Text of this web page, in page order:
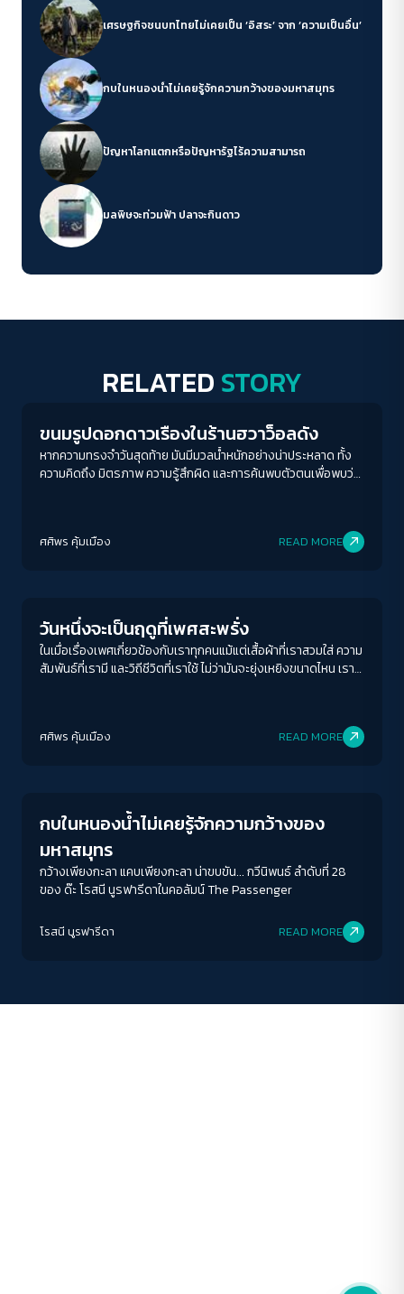
เศรษฐกิจชนบทไทยไม่เคยเป็น ‘อิสระ’ จาก ‘ความเป็นอื่น’
กบในหนองน้ำไม่เคยรู้จักความกว้างของมหาสมุทร
ปัญหาโลกแตกหรือปัญหารัฐไร้ความสามารถ
มลพิษจะท่วมฟ้า ปลาจะกินดาว
RELATED STORY
ขนมรูปดอกดาวเรืองในร้านฮวาว็อลดัง
หากความทรงจำวันสุดท้าย มันมีมวลน้ำหนักอย่างน่าประหลาด ทั้ง
ความคิดถึง มิตรภาพ ความรู้สึกผิด และการค้นพบตัวตนเพื่อพบว่า
ศศิพร คุ้มเมือง READ MORE
วันหนึ่งจะเป็นฤดูที่เพศสะพรั่ง
ในเมื่อเรื่องเพศเกี่ยวข้องกับเราทุกคนแม้แต่เสื้อผ้าที่เราสวมใส่ ความ
สัมพันธ์ที่เรามี และวิถีชีวิตที่เราใช้ ไม่ว่ามันจะยุ่งเหยิงขนาดไหน เราก็
ศศิพร คุ้มเมือง READ MORE
กบในหนองน้ำไม่เคยรู้จักความกว้างของ
มหาสมุทร
กว้างเพียงกะลา แคบเพียงกะลา น่าขบขัน... กวีนิพนธ์ ลำดับที่ 28
ของ ด๊ะ โรสนี นูรฟารีดาในคอลัมน์ The Passenger
โรสนี นูรฟารีดา READ MORE
ระยะห่างข้อความ
ปกติ มาก มากที่สุด
Deutan Tritan